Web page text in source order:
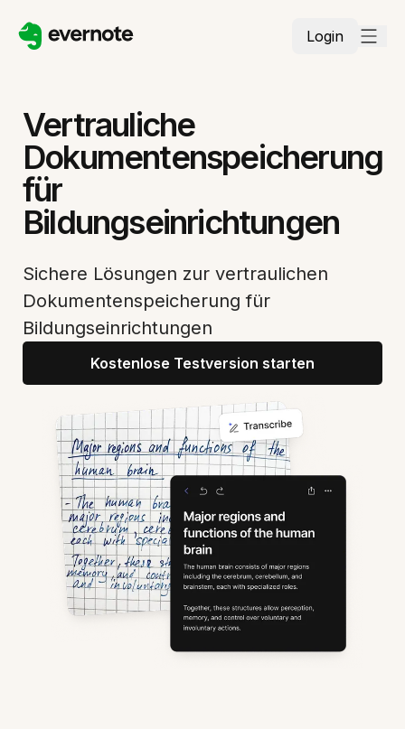
Login
Vertrauliche
Dokumentenspeicherung
für
Bildungseinrichtungen
Sichere Lösungen zur vertraulichen
Dokumentenspeicherung für
Bildungseinrichtungen
Kostenlose Testversion starten